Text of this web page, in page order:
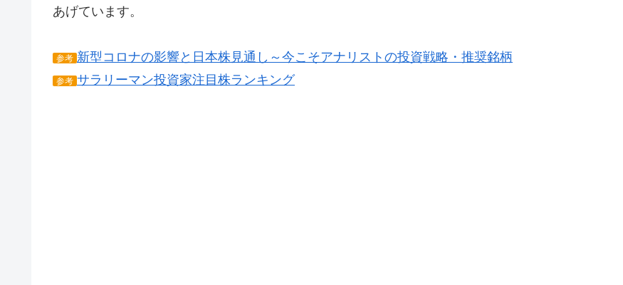
あげています。
参考 新型コロナの影響と日本株見通し～今こそアナリストの投資戦略・推奨銘柄
参考 サラリーマン投資家注目株ランキング